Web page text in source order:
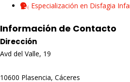
Especialización en Disfagia
Información de Contacto
Dirección
Avd del Valle, 19
10600 Plasencia, Cáceres